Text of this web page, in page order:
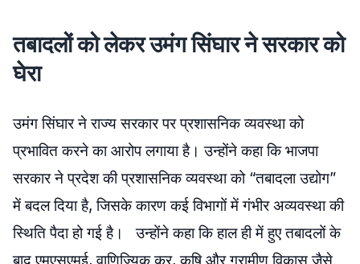
तबादलों को लेकर उमंग सिंघार ने सरकार को
घेरा
उमंग सिंघार ने राज्य सरकार पर प्रशासनिक व्यवस्था को
प्रभावित करने का आरोप लगाया है। उन्होंने कहा कि भाजपा
सरकार ने प्रदेश की प्रशासनिक व्यवस्था को “तबादला उद्योग”
में बदल दिया है, जिसके कारण कई विभागों में गंभीर अव्यवस्था की
स्थिति पैदा हो गई है। उन्होंने कहा कि हाल ही में हुए तबादलों के